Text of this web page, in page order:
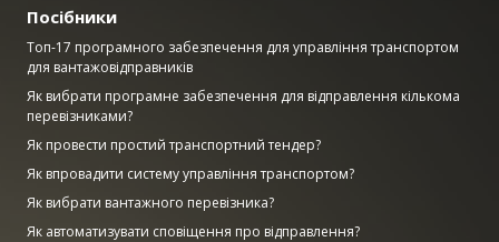
Посібники
Топ-17 програмного забезпечення для управління транспортом
для вантажовідправників
Як вибрати програмне забезпечення для відправлення кількома
перевізниками?
Як провести простий транспортний тендер?
Як впровадити систему управління транспортом?
Як вибрати вантажного перевізника?
Як автоматизувати сповіщення про відправлення?